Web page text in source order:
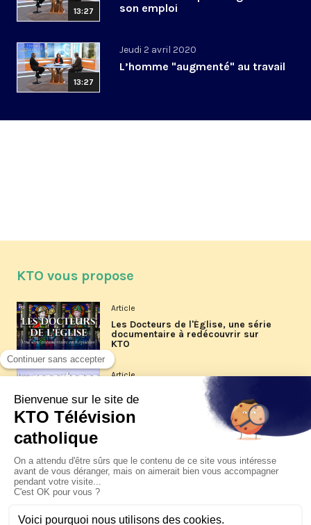
13:27
son emploi
13:27
Jeudi 2 avril 2020
L’homme "augmenté" au travail
KTO vous propose
Article
Les Docteurs de l'Église, une série
documentaire à redécouvrir sur
KTO
Article
Les reportages d'été 2026 de KTO
La visite pastorale du pape Léon
XIV à Assise à suivre sur KTO le
jeudi 6 août
Le pape en Uruguay, Argentine et